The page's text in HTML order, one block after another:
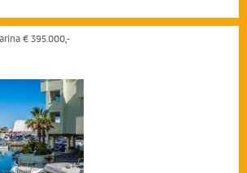
€ 395.000,-